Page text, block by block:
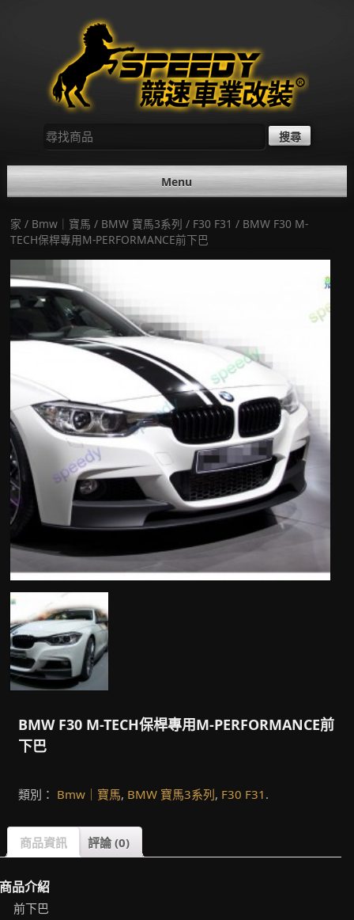
尋
找：
Menu
家 / Bmw｜寶馬 / BMW 寶馬3系列 / F30 F31 / BMW F30 M-
TECH保桿專用M-PERFORMANCE前下巴
BMW F30 M-TECH保桿專用M-PERFORMANCE前
下巴
類別： Bmw｜寶馬, BMW 寶馬3系列, F30 F31 .
商品資訊 評論 (0)
品介紹
前下巴